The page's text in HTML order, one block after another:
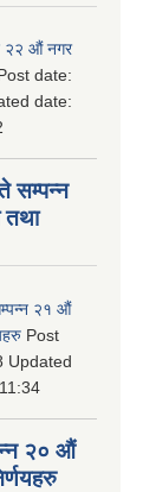
२२ औं नगर
date:
date:
सम्पन्न
तथा
२१ औं
Post
Updated
२० औं